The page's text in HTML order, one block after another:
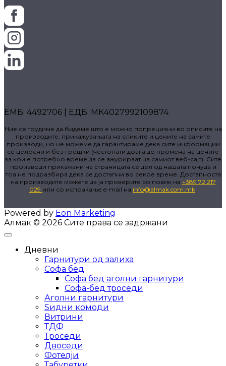
ЕМБ: 4492706 | ЕДБ: МК4027992109874
Ние се трудиме да бидеме што е можно попрецизни во описите на
производите, прикажувањата на сликите и цените на самите
производи, но не можеме да гарантираме дека сите информации
се целосни и без грешки (честопати доаѓа до промена на цените
за кои е потребно време да се ажурираат на самиот веб-сајт). Сите
производи прикажани на страницата се дел од нашата понуда и
тоа не подразбира дека се достапни во секое време. Достапноста
на производите можете да ја проверите со повик на +389 72 217
029 или со испраќање e-mail на info@almak.com.mk
Powered by Eon Marketing
Алмак © 2026 Сите права се задржани
Дневни
Гарнитури од залиха
Софа бед
Софа бед аголни гарнитури
Софа-бед троседи
Аголни гарнитури
Ѕидни комоди
Витрини
ТДФ
Троседи
Двоседи
Фотелји